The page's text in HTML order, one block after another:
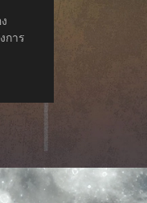
การ